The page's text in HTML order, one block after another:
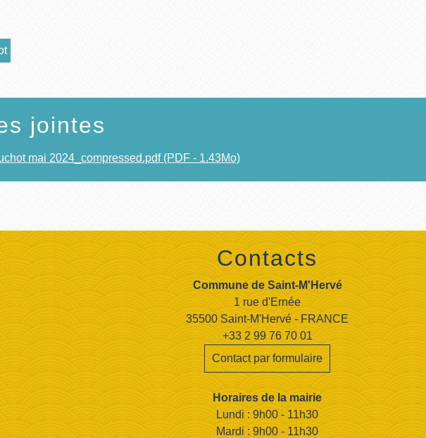
jointes
mai 2024_compressed.pdf (PDF - 1.43Mo)
Contacts
Commune de Saint-M'Hervé
1 rue d'Ernée
35500 Saint-M'Hervé - FRANCE
+33 2 99 76 70 01
Contact par formulaire
Horaires de la mairie
Lundi : 9h00 - 11h30
Mardi : 9h00 - 11h30